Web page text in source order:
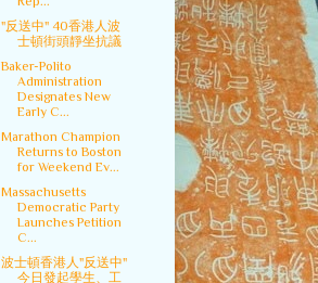
"反送中" 40香港人波
士頓街頭靜坐抗議
Baker-Polito
Administration
Designates New
Early C...
Marathon Champion
Returns to Boston
for Weekend Ev...
Massachusetts
Democratic Party
Launches Petition
C...
波士頓香港人"反送中"
今日發起學生、工